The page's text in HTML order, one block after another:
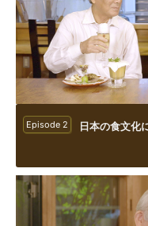
Episode 2 日本の食文化